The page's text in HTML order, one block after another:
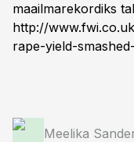
maailmarekordiks
http://
rape-yield-
Meelika